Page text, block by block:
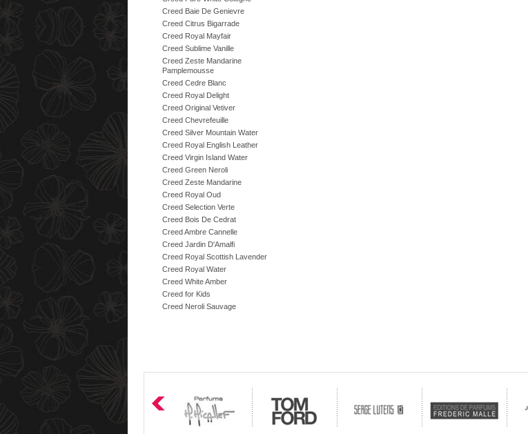
Creed Baie De Genievre
Creed Citrus Bigarrade
Creed Royal Mayfair
Creed Sublime Vanille
Creed Zeste Mandarine
Pamplemousse
Creed Cedre Blanc
Creed Royal Delight
Creed Original Vetiver
Creed Chevrefeuille
Creed Silver Mountain Water
Creed Royal English Leather
Creed Virgin Island Water
Creed Green Neroli
Creed Zeste Mandarine
Creed Royal Oud
Creed Selection Verte
Creed Bois De Cedrat
Creed Ambre Cannelle
Creed Jardin D'Amalfi
Creed Royal Scottish Lavender
Creed Royal Water
Creed White Amber
Creed for Kids
Creed Neroli Sauvage